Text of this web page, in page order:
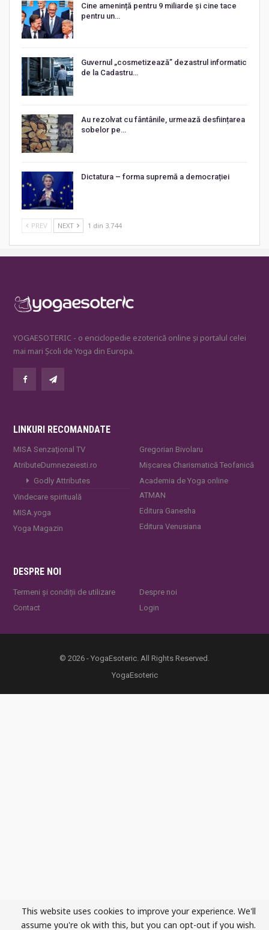
Cine amenință pentru 9 miliarde și cine tace
pentru un…
Guvernul „cosmetizează” dezastrul informatic
de la Cadastru…
Au rezolvat cu fântânile, urmează desființarea
sobelor pe…
Dictatura – forma supremă a democrației
PREV NEXT 1 din 3.744
YOGAESOTERIC - o enciclopedie ezoterică online și portalul celei
mai mari Școli de Yoga din Europa.
LINKURI RECOMANDATE
MISA Senzaţional TV
AtributeDumnezeiesti.ro
Godly Attributes
Vindecare spirituală
MISA.yoga
Yoga Magazin
Gregorian Bivolaru
Mișcarea Charismatică Teofanică
Academia de Yoga online
ATMAN
Editura Ganesha
Editura Venusiana
DESPRE NOI
Termeni și condiții de utilizare
Contact
Despre noi
Login
© 2026 - YogaEsoteric. All Rights Reserved.
YogaEsoteric
This website uses cookies to improve your experience. We'll
assume you're ok with this, but you can opt-out if you wish.